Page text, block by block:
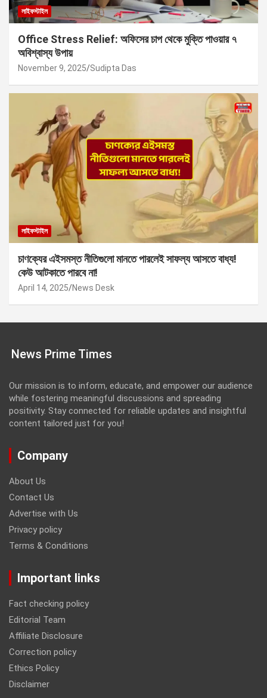
লাইফস্টাইল
Office Stress Relief: অফিসের চাপ থেকে মুক্তি পাওয়ার ৭
অবিশ্বাস্য উপায়
November 9, 2025 Sudipta Das
লাইফস্টাইল
চাণক্যের এইসমস্ত নীতিগুলো মানতে পারলেই সাফল্য আসতে বাধ্য!
কেউ আটকাতে পারবে না!
April 14, 2025 News Desk
News Prime Times
Our mission is to inform, educate, and empower our audience
while fostering meaningful discussions and spreading
positivity. Stay connected for reliable updates and insightful
content tailored just for you!
Company
About Us
Contact Us
Advertise with Us
Privacy policy
Terms & Conditions
Important links
Fact checking policy
Editorial Team
Affiliate Disclosure
Correction policy
Ethics Policy
Disclaimer